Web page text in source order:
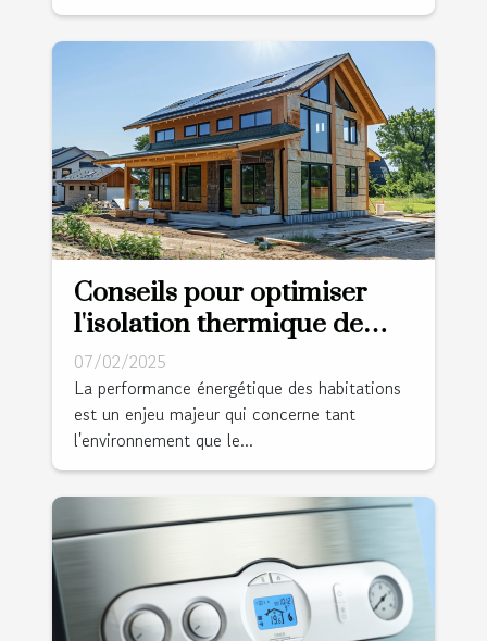
Conseils pour optimiser
l'isolation thermique de
votre maison
07/02/2025
La performance énergétique des habitations
est un enjeu majeur qui concerne tant
l'environnement que le...